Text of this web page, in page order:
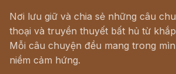
Nơi lưu giữ và chia sẻ những câu
thoại và truyền thuyết bất hủ từ
Mỗi câu chuyện đều mang trong
niềm cảm hứng.